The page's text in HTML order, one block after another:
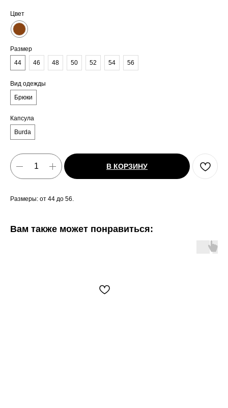
Цвет
Размер
44
46 48 50 52 54 56
Вид одежды
Брюки
Капсула
Burda
В КОРЗИНУ
Размеры: от 44 до 56.
Вам также может понравиться: